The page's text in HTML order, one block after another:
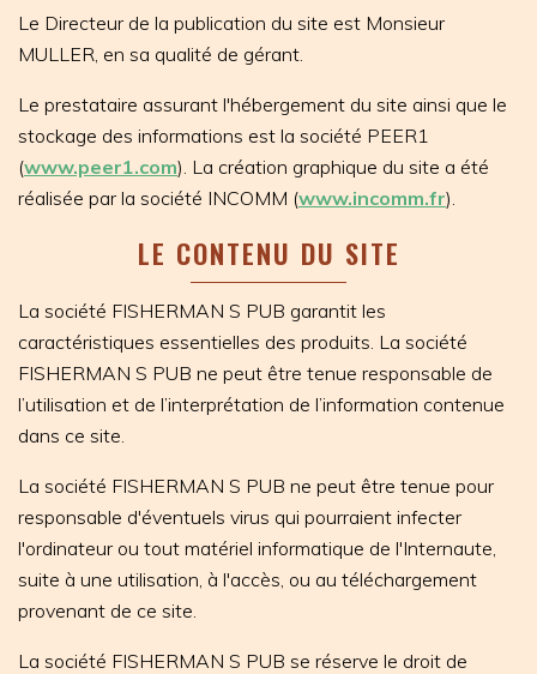
Le Directeur de la publication du site est Monsieur
MULLER, en sa qualité de gérant.
Le prestataire assurant l'hébergement du site ainsi que le
stockage des informations est la société PEER1
(www.peer1.com). La création graphique du site a été
réalisée par la société INCOMM (www.incomm.fr).
LE CONTENU DU SITE
La société FISHERMAN S PUB garantit les
caractéristiques essentielles des produits. La société
FISHERMAN S PUB ne peut être tenue responsable de
l’utilisation et de l’interprétation de l’information contenue
dans ce site.
La société FISHERMAN S PUB ne peut être tenue pour
responsable d'éventuels virus qui pourraient infecter
l'ordinateur ou tout matériel informatique de l'Internaute,
suite à une utilisation, à l'accès, ou au téléchargement
provenant de ce site.
La société FISHERMAN S PUB se réserve le droit de